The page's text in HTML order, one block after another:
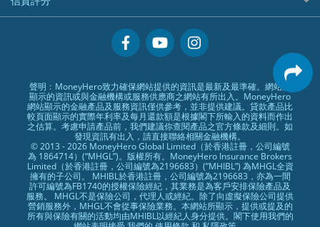
Starr
澳元定存
置業安居
專欄文章
所有合作銀行或機構
網上支援
常見問題
條款及細則
編輯守則
廣告合作
廣告政策
私隱政策
加入我們
聲明﹕MoneyHero致力確保網站提供的資訊是最新及最準確。網站所
顯示的資訊或與金融機構或服務供應商之網站有所出入。MoneyHero
網站顯示的金融產品及服務資訊僅供參考，並非提供建議。貸款產品比
較頁面顯示的實際年利率及每月還款額是根據閣下所輸入的資料而作出
之估算。考慮申請產品前，我們建議你查閱產品之官方條款及細則。如
發現資訊有出入，請直接聯絡相關金融機構。
© 2013 - 2026 MoneyHero Global Limited（於香港註冊，公司編號
為 1864714）(“MHGL”)。版權所有。MoneyHero Insurance Brokers
Limited（於香港註冊，公司編號為2196683）(”MHIBL”) 為MHGL全資
擁有的子公司。 MHIBL於香港註冊，公司編號為2196683，亦為一間
許可編號為FB1740的授權保險經紀，其業務是為客戶安排保險產品及
服務。 MHGL不是保險公司，代理人或經紀。除了向虛擬保險公司提供
營銷服務外，MHGL不會從事保險業務。本網站所顯示，提供或提及的
所有與保險有關的活動均由MHIBL以經紀人身分提供。閣下使用我們的